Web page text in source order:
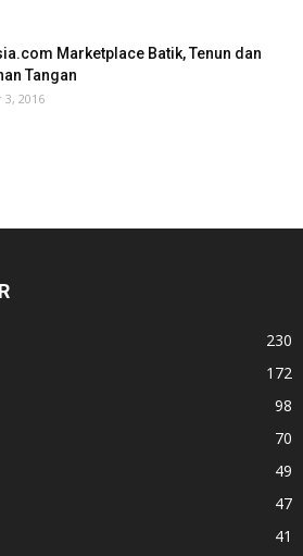
Marketplace Batik, Tenun dan
Tangan
2016
230
172
98
70
49
47
41